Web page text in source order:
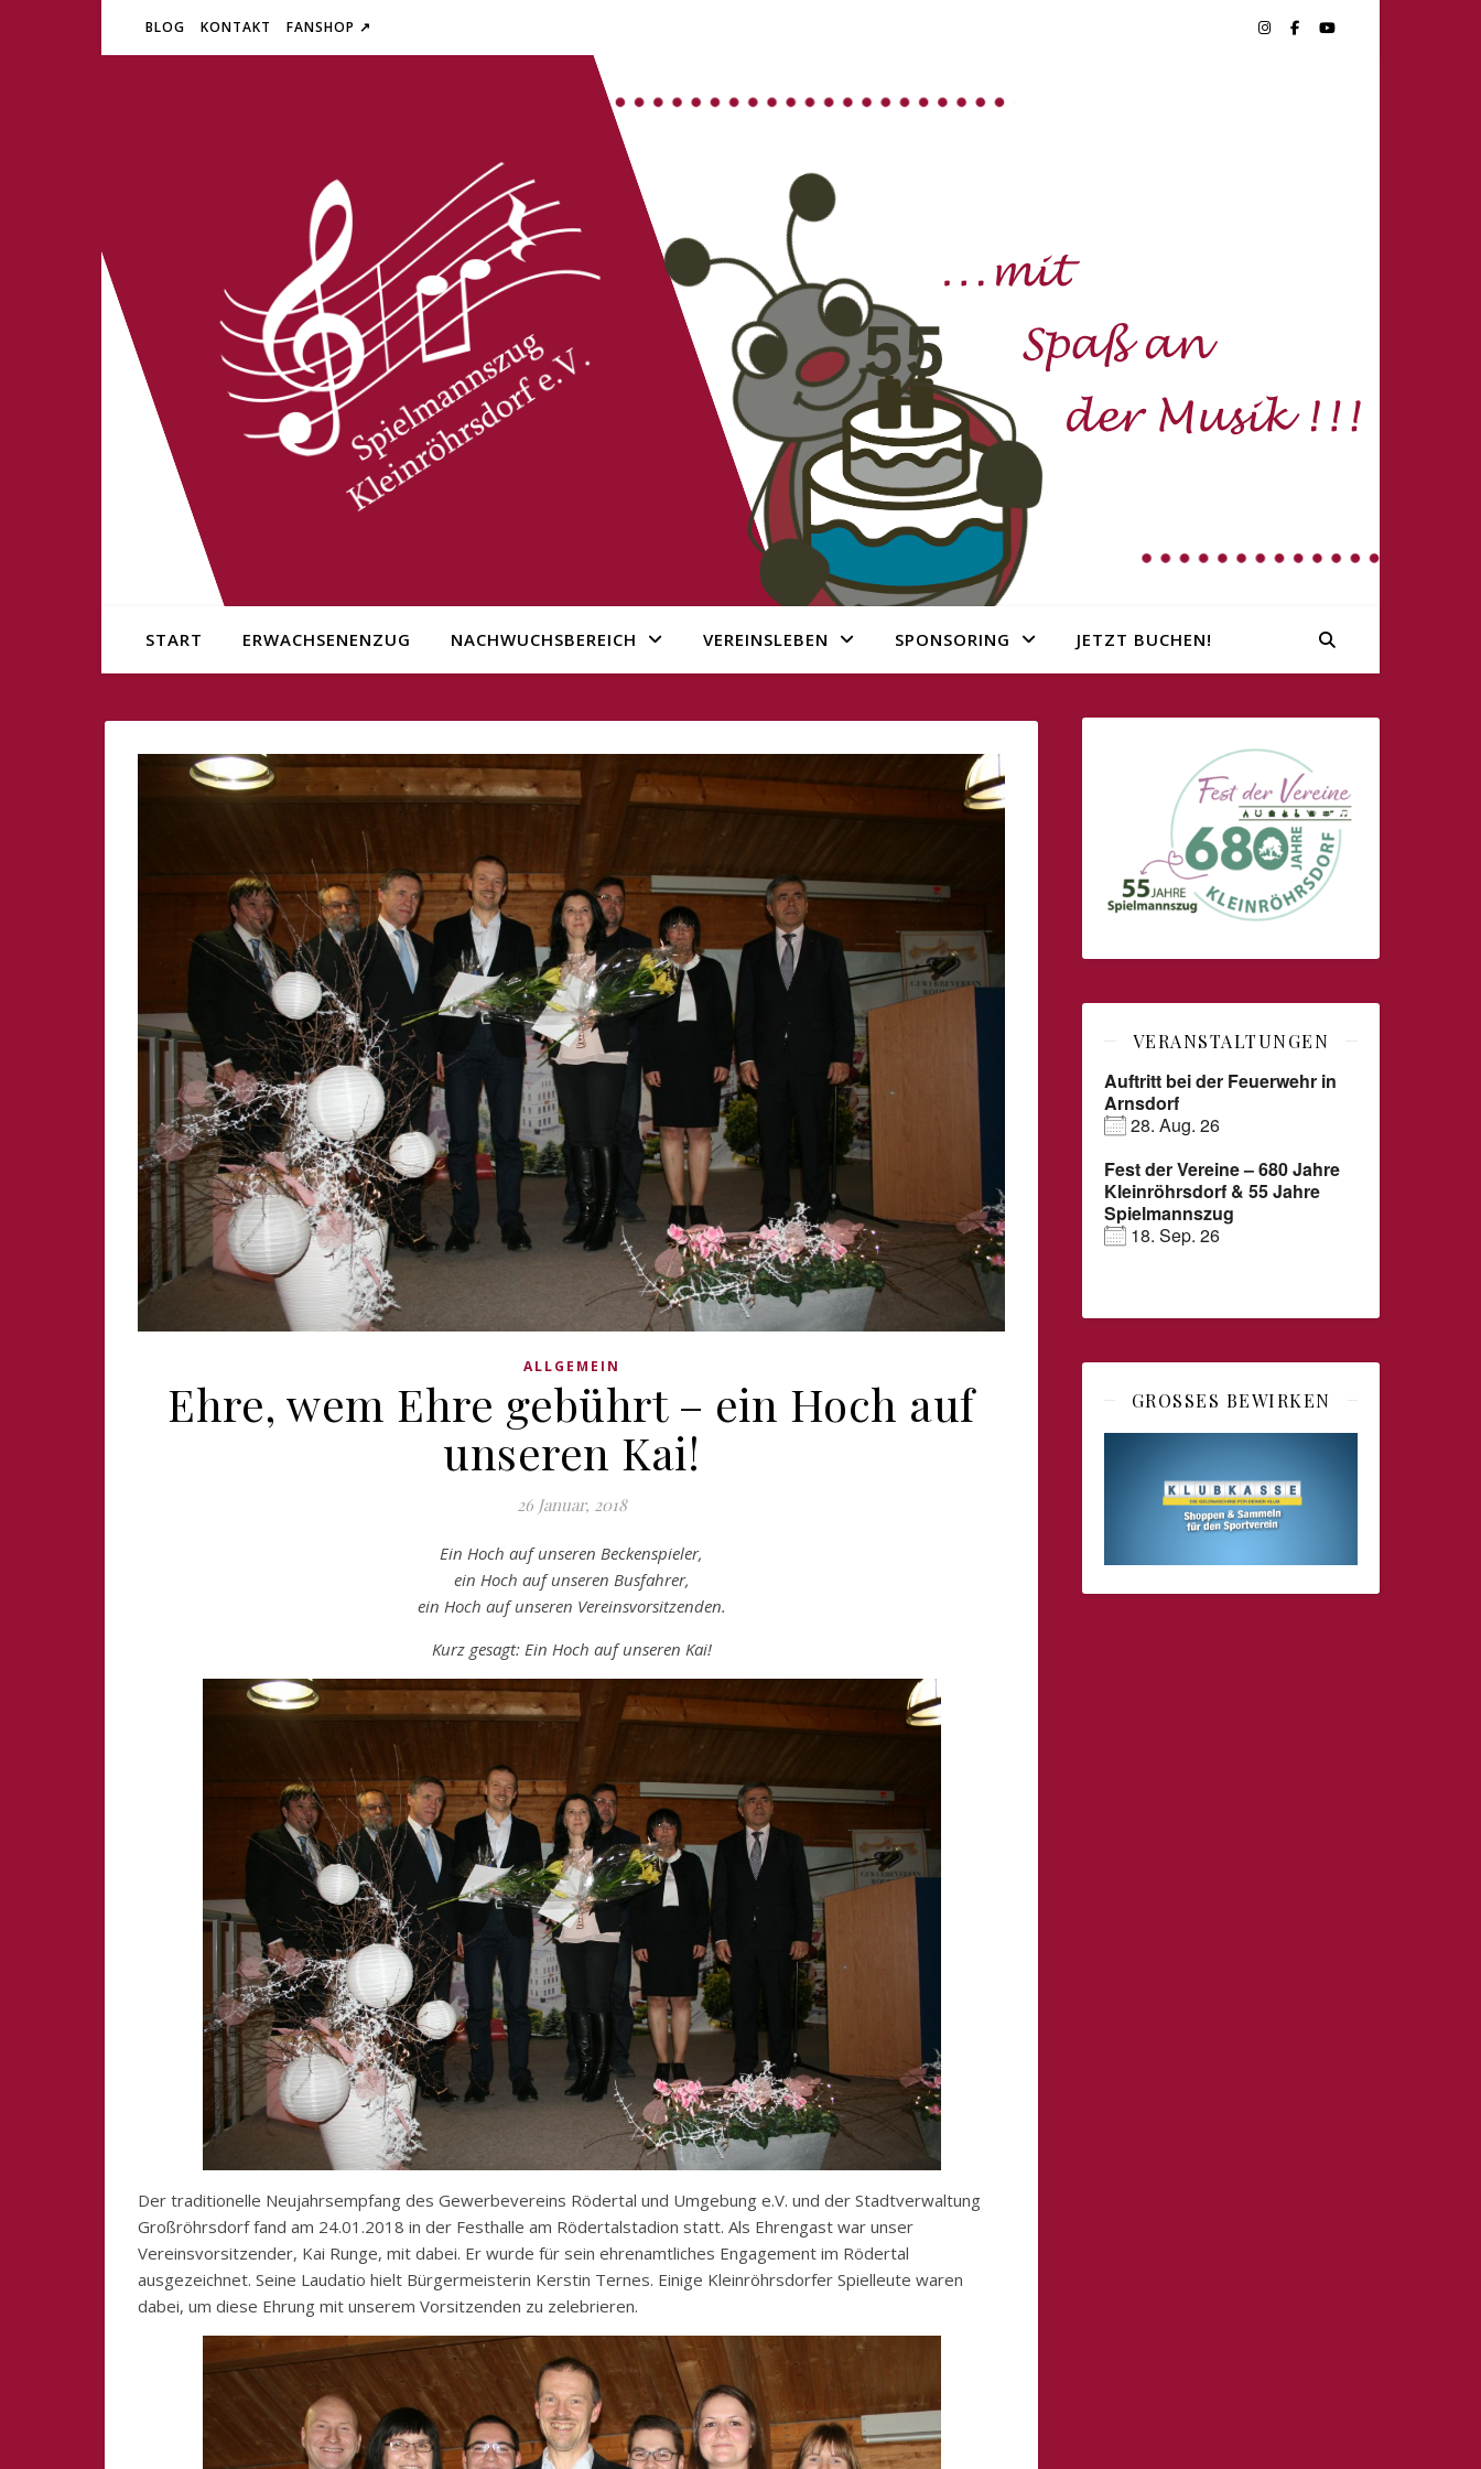
BLOG KONTAKT FANSHOP ↗
START ERWACHSENENZUG NACHWUCHSBEREICH VEREINSLEBEN SPONSORING JETZT BUCHEN!
ALLGEMEIN
Ehre, wem Ehre gebührt – ein Hoch auf
unseren Kai!
26 Januar, 2018
Ein Hoch auf unseren Beckenspieler,
ein Hoch auf unseren Busfahrer,
ein Hoch auf unseren Vereinsvorsitzenden.
Kurz gesagt: Ein Hoch auf unseren Kai!
Der traditionelle Neujahrsempfang des Gewerbevereins Rödertal und Umgebung e.V. und der Stadtverwaltung
Großröhrsdorf fand am 24.01.2018 in der Festhalle am Rödertalstadion statt. Als Ehrengast war unser
Vereinsvorsitzender, Kai Runge, mit dabei. Er wurde für sein ehrenamtliches Engagement im Rödertal
ausgezeichnet. Seine Laudatio hielt Bürgermeisterin Kerstin Ternes. Einige Kleinröhrsdorfer Spielleute waren
dabei, um diese Ehrung mit unserem Vorsitzenden zu zelebrieren.
VERANSTALTUNGEN
Auftritt bei der Feuerwehr in
Arnsdorf
28. Aug. 26
Fest der Vereine – 680 Jahre
Kleinröhrsdorf & 55 Jahre
Spielmannszug
18. Sep. 26
GROSSES BEWIRKEN